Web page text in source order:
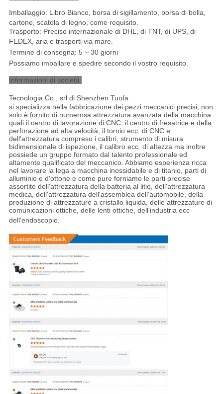
Imballaggio: Libro Bianco, borsa di sigillamento, borsa di bolla,
cartone, scatola di legno, come requisito.
Trasporto: Preciso internazionale di DHL, di TNT, di UPS, di
FEDEX, aria e trasporti via mare
Termine di consegna: 5 ~ 30 giorni
Possiamo imballare e spedire secondo il vostro requisito.
Informazioni di società:
Tecnologia Co., srl di Shenzhen Tuofa
si specializza nella fabbricazione dei pezzi meccanici precisi, non
solo è fornito di numerosa attrezzatura avanzata della macchina
quali il centro di lavorazione di CNC, il centro di fresatrice e della
perforazione ad alta velocità, il tornio ecc. di CNC e
dell'attrezzatura compreso i calibri, strumento di misura
bidimensionale di ispezione, il calibro ecc. di altezza ma inoltre
possiede un gruppo formato dal talento professionale ed
altamente qualificato del meccanico. Abbiamo esperienza ricca
nel lavorare la lega a macchina inossidabile e di titanio, parti di
alluminio e d'ottone e come pure forniamo le parti precise
assortite dell'attrezzatura della batteria al litio, dell'attrezzatura
medica, dell'attrezzatura dell'assemblea dell'automobile, della
produzione di attrezzature a cristallo liquida, delle attrezzature di
comunicazioni ottiche, delle lenti ottiche, dell'industria ecc
dell'endoscopio.